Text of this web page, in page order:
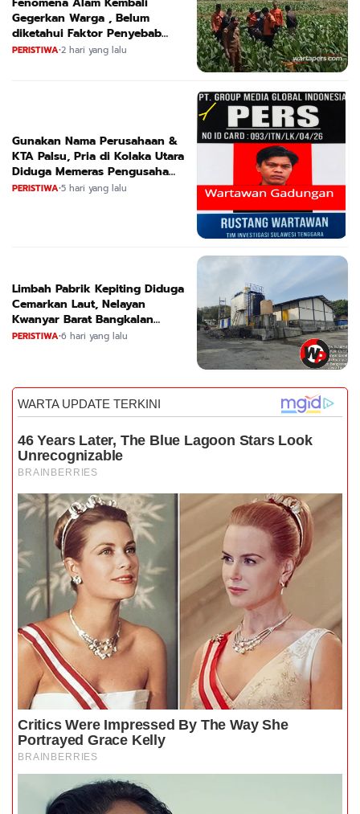
Gegerkan Warga , Belum
diketahui Faktor Penyebab
Suara
PERISTIWA•2 hari yang lalu
Gunakan Nama Perusahaan &
KTA Palsu, Pria di Kolaka Utara
Diduga Memeras Pengusaha
Tambang dan Minyak
PERISTIWA•5 hari yang lalu
Limbah Pabrik Kepiting Diduga
Cemarkan Laut, Nelayan
Kwanyar Barat Bangkalan
Desak DLH Turun Tangan
PERISTIWA•6 hari yang lalu